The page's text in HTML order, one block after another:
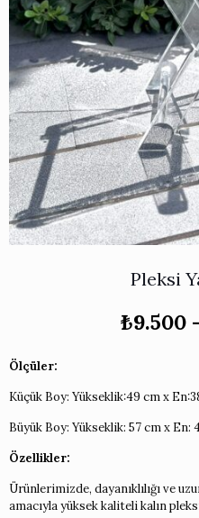
Pleksi
₺9.500
Ölçüler:
Küçük Boy: Yükseklik:49 cm x
Büyük Boy: Yükseklik: 57 cm x En:
Özellikler:
Ürünlerimizde, dayanıklılığı ve
amacıyla yüksek kaliteli kalın
›
& Karaflar
Pasta Sunum Setleri ›
›
İncele ›
› ›
›
›
›
›
Koleksiyonu
Servis Ürünleri
Tepsiler
İncele
İncele